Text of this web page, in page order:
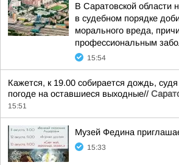
В Саратовской области
в судебном порядке
морального вреда,
профессиональным
15:54
Кажется, к 19.00 собирается дождь,
погоде на оставшиеся выходные//
15:51
Музей Федина
15:33